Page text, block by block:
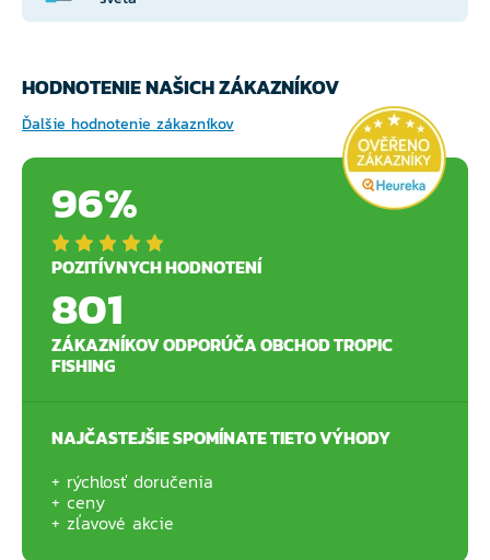
HODNOTENIE NAŠICH ZÁKAZNÍKOV
Ďalšie hodnotenie zákazníkov
96%
POZITÍVNYCH HODNOTENÍ
801
ZÁKAZNÍKOV ODPORÚČA OBCHOD TROPIC
FISHING
NAJČASTEJŠIE SPOMÍNATE TIETO VÝHODY
rýchlosť doručenia
ceny
zľavové akcie